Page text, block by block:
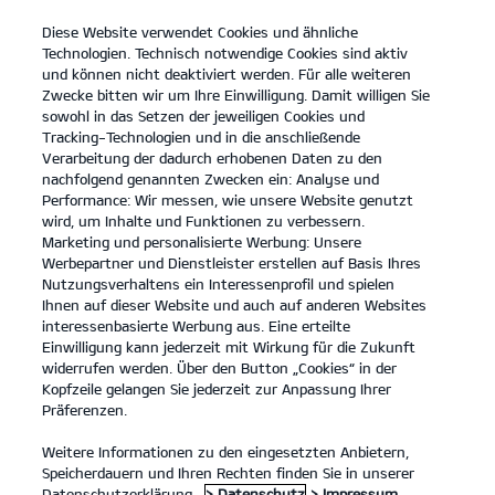
open
menu
KONTAKT
... ANGEBOTE
KIA SERVICEANGEBOTE
Angebote
Unsere Service Angebote.
Wir haben eine Reihe von Service Angeboten für Kia Besitzer,
Diese Website verwendet Cookies und ähnliche
Technologien. Technisch notwendige Cookies sind aktiv
und können nicht deaktiviert werden. Für alle weiteren
Zwecke bitten wir um Ihre Einwilligung. Damit willigen Sie
sowohl in das Setzen der jeweiligen Cookies und
Tracking-Technologien und in die anschließende
Verarbeitung der dadurch erhobenen Daten zu den
nachfolgend genannten Zwecken ein: Analyse und
Performance: Wir messen, wie unsere Website genutzt
wird, um Inhalte und Funktionen zu verbessern.
Marketing und personalisierte Werbung: Unsere
Werbepartner und Dienstleister erstellen auf Basis Ihres
Nutzungsverhaltens ein Interessenprofil und spielen
Ihnen auf dieser Website und auch auf anderen Websites
interessenbasierte Werbung aus. Eine erteilte
Einwilligung kann jederzeit mit Wirkung für die Zukunft
widerrufen werden. Über den Button „Cookies“ in der
Kopfzeile gelangen Sie jederzeit zur Anpassung Ihrer
Präferenzen.
Weitere Informationen zu den eingesetzten Anbietern,
Speicherdauern und Ihren Rechten finden Sie in unserer